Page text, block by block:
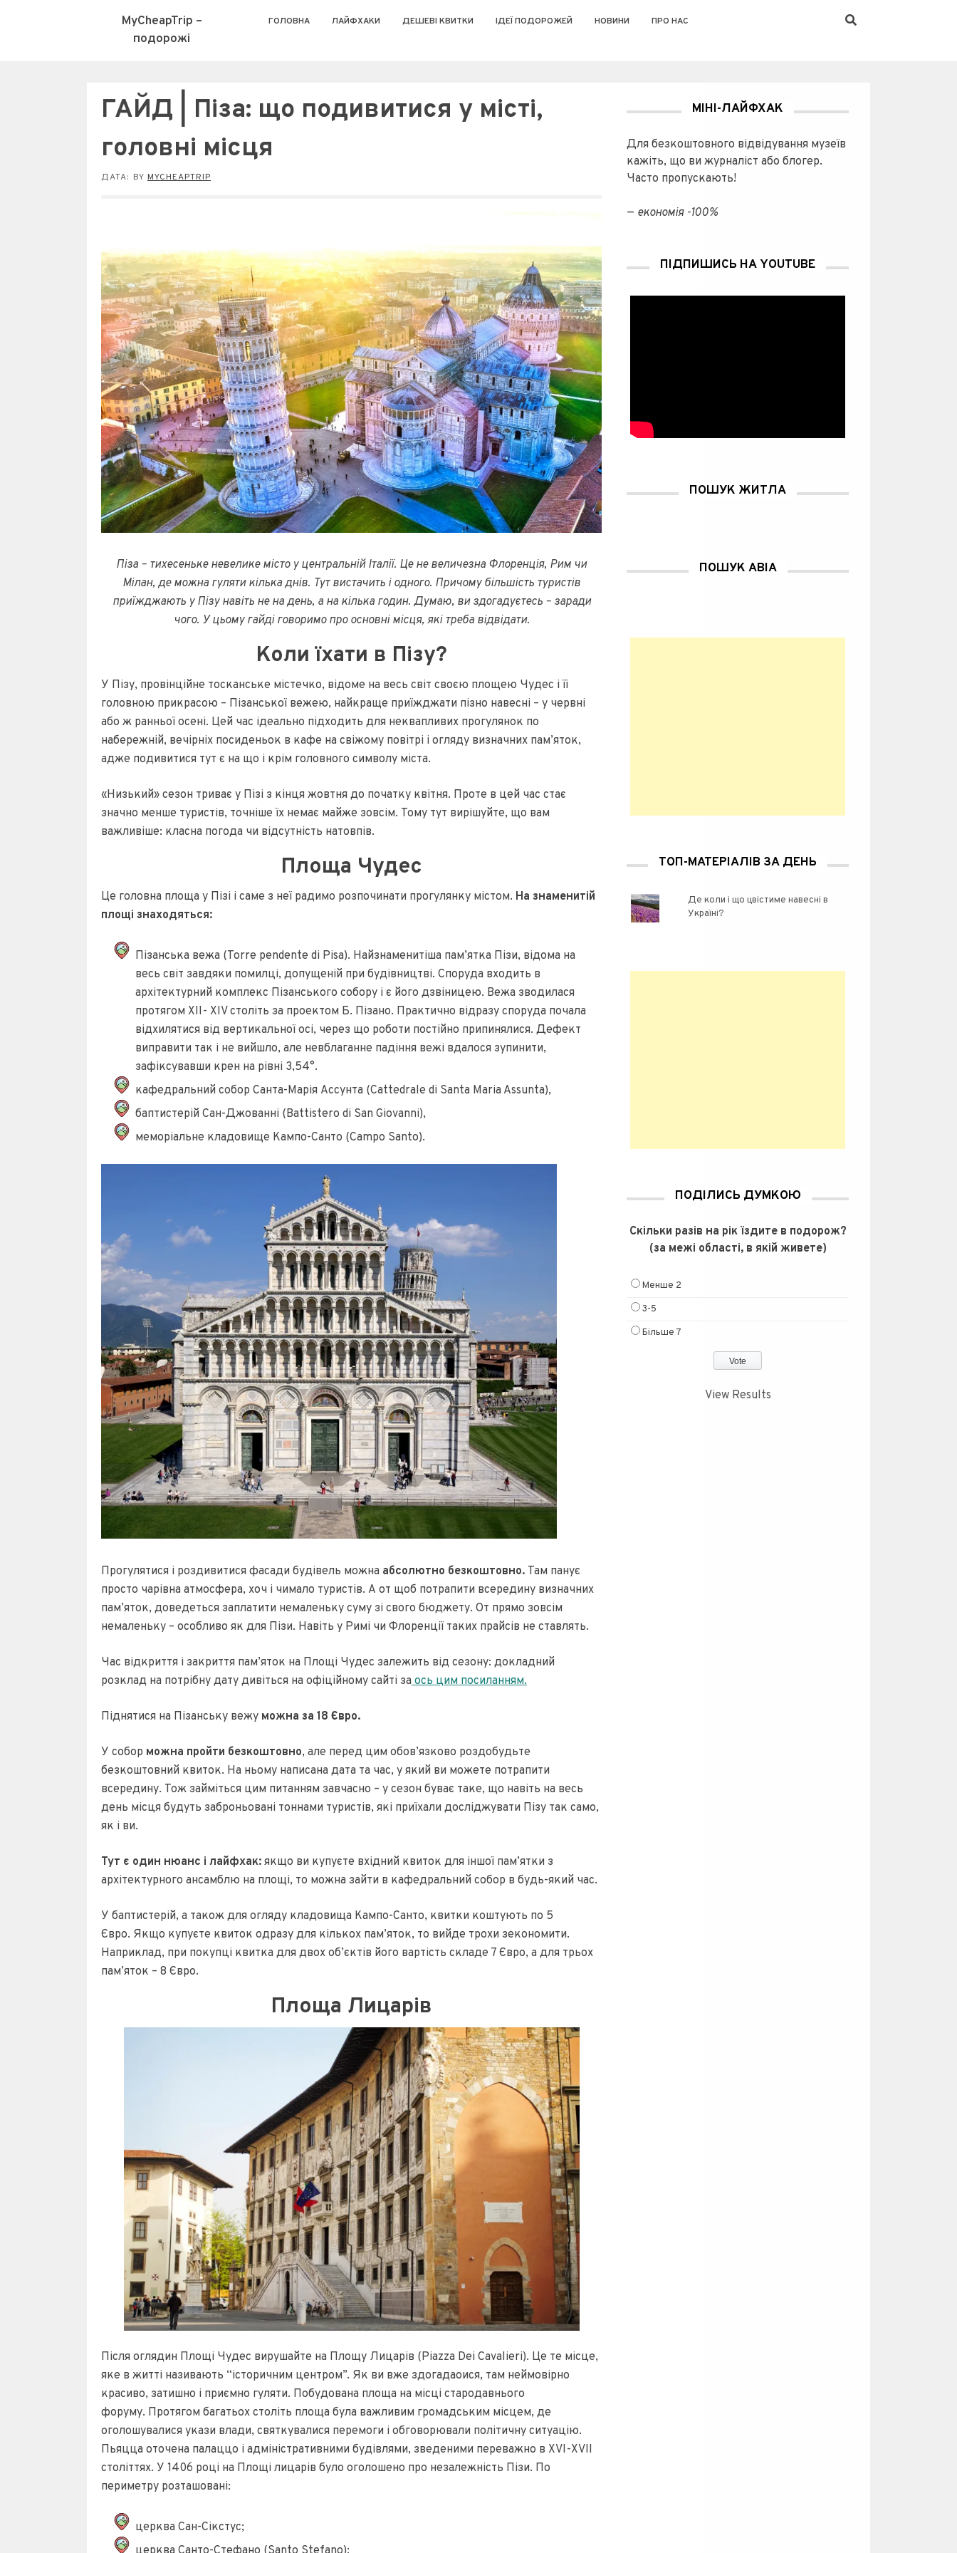
MyCheapTrip –
подорожі
ГОЛОВНА ЛАЙФХАКИ ДЕШЕВІ КВИТКИ ІДЕЇ ПОДОРОЖЕЙ НОВИНИ ПРО НАС
ГАЙД | Піза: що подивитися у місті,
головні місця
ДАТА: BY MYCHEAPTRIP
Піза – тихесеньке невелике місто у центральній Італії. Це не величезна Флоренція, Рим чи
Мілан, де можна гуляти кілька днів. Тут вистачить і одного. Причому більшість туристів
приїжджають у Пізу навіть не на день, а на кілька годин. Думаю, ви здогадуєтесь – заради
чого. У цьому гайді говоримо про основні місця, які треба відвідати.
Коли їхати в Пізу?
У Пізу, провінційне тосканське містечко, відоме на весь світ своєю площею Чудес і її
головною прикрасою – Пізанської вежею, найкраще приїжджати пізно навесні – у червні
або ж ранньої осені. Цей час ідеально підходить для неквапливих прогулянок по
набережній, вечірніх посиденьок в кафе на свіжому повітрі і огляду визначних пам’яток,
адже подивитися тут є на що і крім головного символу міста.
«Низький» сезон триває у Пізі з кінця жовтня до початку квітня. Проте в цей час стає
значно менше туристів, точніше їх немає майже зовсім. Тому тут вирішуйте, що вам
важливіше: класна погода чи відсутність натовпів.
Площа Чудес
Це головна площа у Пізі і саме з неї радимо розпочинати прогулянку містом. На знаменитій
площі знаходяться:
Пізанська вежа (Torre pendente di Pisa). Найзнаменитіша пам’ятка Пізи, відома на
весь світ завдяки помилці, допущеній при будівництві. Споруда входить в
архітектурний комплекс Пізанського собору і є його дзвіницею. Вежа зводилася
протягом XII- XIV століть за проектом Б. Пізано. Практично відразу споруда почала
відхилятися від вертикальної осі, через що роботи постійно припинялися. Дефект
виправити так і не вийшло, але невблаганне падіння вежі вдалося зупинити,
зафіксувавши крен на рівні 3,54°.
кафедральний собор Санта-Марія Ассунта (Cattedrale di Santa Maria Assunta),
баптистерій Сан-Джованні (Battistero di San Giovanni),
меморіальне кладовище Кампо-Санто (Campo Santo).
Прогулятися і роздивитися фасади будівель можна абсолютно безкоштовно. Там панує
просто чарівна атмосфера, хоч і чимало туристів. А от щоб потрапити всередину визначних
пам’яток, доведеться заплатити немаленьку суму зі свого бюджету. От прямо зовсім
немаленьку – особливо як для Пізи. Навіть у Римі чи Флоренції таких прайсів не ставлять.
Час відкриття і закриття пам’яток на Площі Чудес залежить від сезону: докладний
розклад на потрібну дату дивіться на офіційному сайті за ось цим посиланням.
Піднятися на Пізанську вежу можна за 18 Євро.
У собор можна пройти безкоштовно, але перед цим обов’язково роздобудьте
безкоштовний квиток. На ньому написана дата та час, у який ви можете потрапити
всередину. Тож займіться цим питанням завчасно – у сезон буває таке, що навіть на весь
день місця будуть заброньовані тоннами туристів, які приїхали досліджувати Пізу так само,
як і ви.
Тут є один нюанс і лайфхак: якщо ви купуєте вхідний квиток для іншої пам’ятки з
архітектурного ансамблю на площі, то можна зайти в кафедральний собор в будь-який час.
У баптистерій, а також для огляду кладовища Кампо-Санто, квитки коштують по 5
Євро. Якщо купуєте квиток одразу для кількох пам’яток, то вийде трохи зекономити.
Наприклад, при покупці квитка для двох об’єктів його вартість складе 7 Євро, а для трьох
пам’яток – 8 Євро.
Площа Лицарів
Після оглядин Площі Чудес вирушайте на Площу Лицарів (Piazza Dei Cavalieri). Це те місце,
яке в житті називають “історичним центром”. Як ви вже здогадаоися, там неймовірно
красиво, затишно і приємно гуляти. Побудована площа на місці стародавнього
форуму. Протягом багатьох століть площа була важливим громадським місцем, де
оголошувалися укази влади, святкувалися перемоги і обговорювали політичну ситуацію.
Пьяцца оточена палаццо і адміністративними будівлями, зведеними переважно в XVI-XVII
століттях. У 1406 році на Площі лицарів було оголошено про незалежність Пізи. По
периметру розташовані:
церква Сан-Сікстус;
МІНІ-ЛАЙФХАК
Для безкоштовного відвідування музеїв
кажіть, що ви журналіст або блогер.
Часто пропускають!
— економія -100%
ПІДПИШИСЬ НА YOUTUBE
ПОШУК ЖИТЛА
ПОШУК АВІА
ТОП-МАТЕРІАЛІВ ЗА ДЕНЬ
Де коли і що цвістиме навесні в
Україні?
ПОДІЛИСЬ ДУМКОЮ
Скільки разів на рік їздите в подорож?
(за межі області, в якій живете)
Менше 2
3-5
Більше 7
View Results